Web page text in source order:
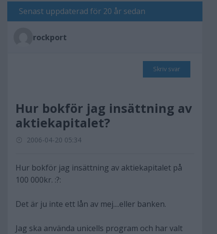
Senast uppdaterad för 20 år sedan
rockport
Skriv svar
Hur bokför jag insättning av
aktiekapitalet?
2006-04-20 05:34
Hur bokför jag insättning av aktiekapitalet på
100 000kr. :?:
Det är ju inte ett lån av mej....eller banken.
Jag ska använda unicells program och har valt